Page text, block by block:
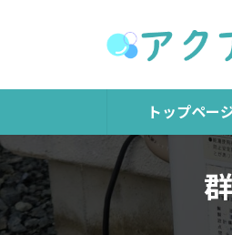
ス
キ
ッ
プ
ン
に
移
動
トップペー